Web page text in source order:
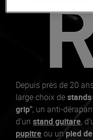
Depuis près de 20
large choix destands
grip", un anti-
d'un stand guitare,
pupitreou unpied